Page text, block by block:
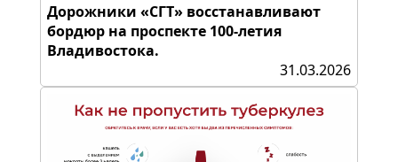
Дорожники «СГТ» восстанавливают
бордюр на проспекте 100-летия
Владивостока.
31.03.2026